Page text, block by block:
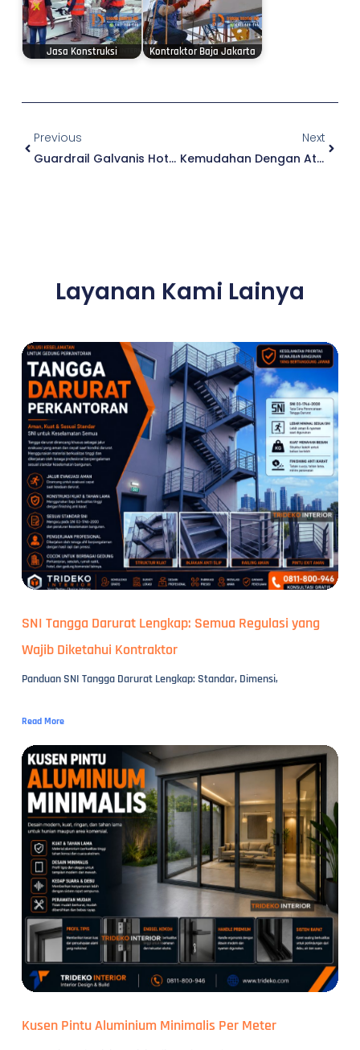
Jasa Konstruksi Kontraktor Baja Jakarta
Previous
Guardrail Galvanis Hotdip Berkualitas
Next
Kemudahan Dengan Atap Buka Tutup
Layanan Kami Lainya
SNI Tangga Darurat Lengkap: Semua Regulasi yang
Wajib Diketahui Kontraktor
Panduan SNI Tangga Darurat Lengkap: Standar, Dimensi,
Read More
Kusen Pintu Aluminium Minimalis Per Meter